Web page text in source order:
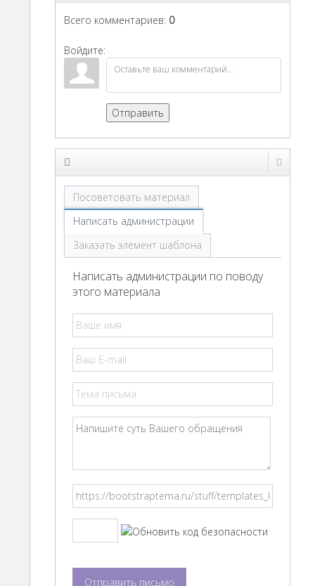
Всего комментариев: 0
Войдите:
Отправить
Посоветовать материал
Написать администрации
Заказать элемент шаблона
Написать администрации по поводу
этого материала